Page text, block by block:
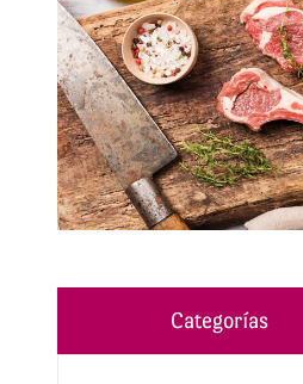
Categorías